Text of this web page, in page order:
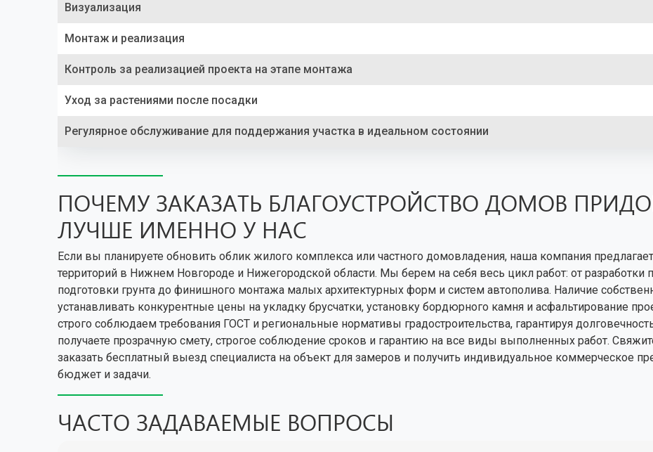
Визуализация
Монтаж и реализация
Контроль за реализацией проекта на этапе монтажа
Уход за растениями после посадки
Регулярное обслуживание для поддержания участка в идеальном состоянии
ПОЧЕМУ ЗАКАЗАТЬ БЛАГОУСТРОЙСТВО ДОМОВ
ЛУЧШЕ ИМЕННО У НАС
Если вы планируете обновить облик жилого комплекса или частного домовладения, наша компания
территорий в Нижнем Новгороде и Нижегородской области. Мы берем на себя весь цикл работ: от разработки
подготовки грунта до финишного монтажа малых архитектурных форм и систем автополива. Наличие
устанавливать конкурентные цены на укладку брусчатки, установку бордюрного камня и асфальтирование
строго соблюдаем требования ГОСТ и региональные нормативы градостроительства, гарантируя
получаете прозрачную смету, строгое соблюдение сроков и гарантию на все виды выполненных работ.
заказать бесплатный выезд специалиста на объект для замеров и получить индивидуальное коммерческое
бюджет и задачи.
ЧАСТО ЗАДАВАЕМЫЕ ВОПРОСЫ